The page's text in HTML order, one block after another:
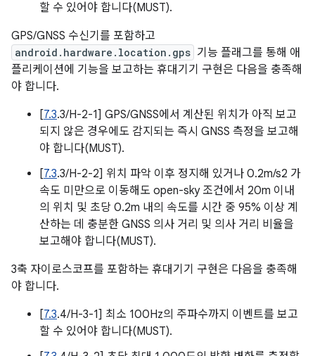
할 수 있어야 합니다(MUST).
GPS/GNSS 수신기를 포함하고
android.hardware.location.gps 기능 플래그를 통해 애
플리케이션에 기능을 보고하는 휴대기기 구현은 다음을 충족해
야 합니다.
[7.3.3/H-2-1] GPS/GNSS에서 계산된 위치가 아직 보고
되지 않은 경우에도 감지되는 즉시 GNSS 측정을 보고해
야 합니다(MUST).
[7.3.3/H-2-2] 위치 파악 이후 정지해 있거나 0.2m/s2 가
속도 미만으로 이동해도 open-sky 조건에서 20m 이내
의 위치 및 초당 0.2m 내의 속도를 시간 중 95% 이상 계
산하는 데 충분한 GNSS 의사 거리 및 의사 거리 비율을
보고해야 합니다(MUST).
3축 자이로스코프를 포함하는 휴대기기 구현은 다음을 충족해
야 합니다.
[7.3.4/H-3-1] 최소 100Hz의 주파수까지 이벤트를 보고
할 수 있어야 합니다(MUST).